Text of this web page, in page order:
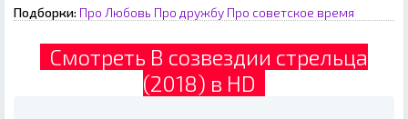
Подборки: Про Любовь Про дружбу Про советское время
Смотреть В созвездии стрельца
(2018) в HD